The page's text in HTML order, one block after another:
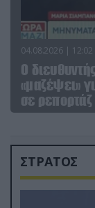
04.08.2026 | 12:02
O
«μαζέψει»
σε ρεπορτάζ
ΣΤΡΑΤΟΣ